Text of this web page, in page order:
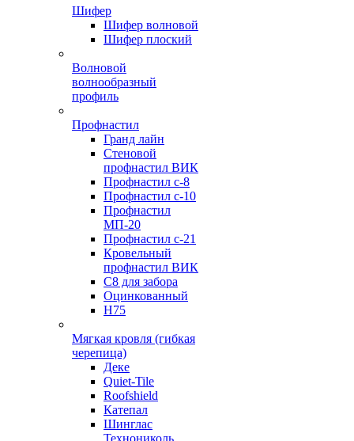
Шифер
Шифер волновой
Шифер плоский
Волновой
волнообразный
профиль
Профнастил
Гранд лайн
Стеновой
профнастил ВИК
Профнастил с-8
Профнастил с-10
Профнастил
МП-20
Профнастил с-21
Кровельный
профнастил ВИК
С8 для забора
Оцинкованный
Н75
Мягкая кровля (гибкая
черепица)
Деке
Quiet-Tile
Roofshield
Катепал
Шинглас
Технониколь